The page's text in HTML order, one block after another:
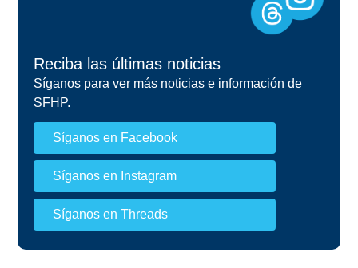
Reciba las últimas noticias
Síganos para ver más noticias e información de
SFHP.
Síganos en Facebook
Síganos en Instagram
Síganos en Threads